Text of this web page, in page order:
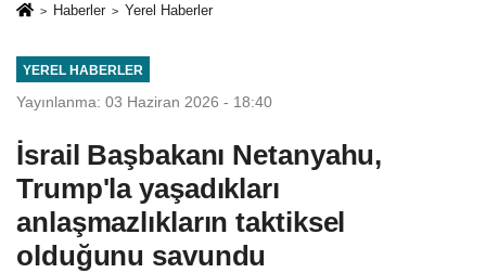
Haberler Yerel Haberler
YEREL HABERLER
Yayınlanma: 03 Haziran 2026 - 18:40
İsrail Başbakanı Netanyahu,
Trump'la yaşadıkları
anlaşmazlıkların taktiksel
olduğunu savundu